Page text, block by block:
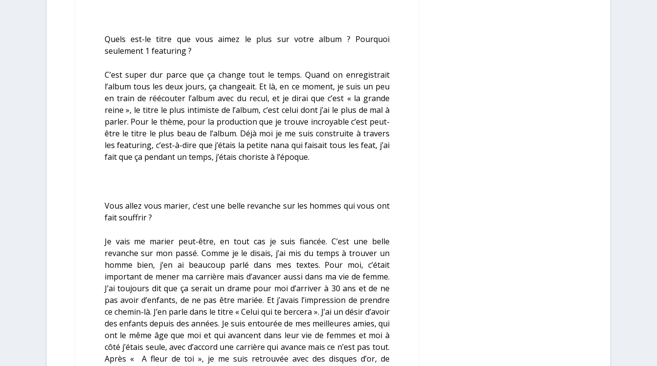
Quels est-le titre que vous aimez le plus sur votre album ? Pourquoi
seulement 1 featuring ?
C’est super dur parce que ça change tout le temps. Quand on enregistrait
l’album tous les deux jours, ça changeait. Et là, en ce moment, je suis un peu
en train de réécouter l’album avec du recul, et je dirai que c’est « la grande
reine », le titre le plus intimiste de l’album, c’est celui dont j’ai le plus de mal à
parler. Pour le thème, pour la production que je trouve incroyable c’est peut-
être le titre le plus beau de l’album. Déjà moi je me suis construite à travers
les featuring, c’est-à-dire que j’étais la petite nana qui faisait tous les feat, j’ai
fait que ça pendant un temps, j’étais choriste à l’époque.
Vous allez vous marier, c’est une belle revanche sur les hommes qui vous ont
fait souffrir ?
Je vais me marier peut-être, en tout cas je suis fiancée. C’est une belle
revanche sur mon passé. Comme je le disais, j’ai mis du temps à trouver un
homme bien, j’en ai beaucoup parlé dans mes textes. Pour moi, c’était
important de mener ma carrière mais d’avancer aussi dans ma vie de femme.
J’ai toujours dit que ça serait un drame pour moi d’arriver à 30 ans et de ne
pas avoir d’enfants, de ne pas être mariée. Et j’avais l’impression de prendre
ce chemin-là. J’en parle dans le titre « Celui qui te bercera ». J’ai un désir d’avoir
des enfants depuis des années. Je suis entourée de mes meilleures amies, qui
ont le même âge que moi et qui avancent dans leur vie de femmes et moi à
côté j’étais seule, avec d’accord une carrière qui avance mais ce n’est pas tout.
Après « A fleur de toi », je me suis retrouvée avec des disques d’or, de